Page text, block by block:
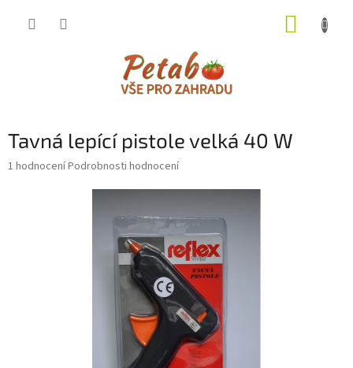
Tavná lepící pistole velká 40 W
Průměrné
1 hodnoceníPodrobnosti hodnocení